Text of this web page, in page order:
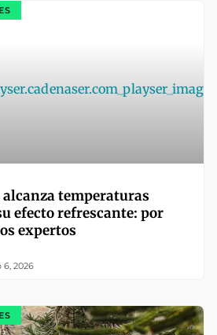
temperaturas
efecto refrescante: por
expertos
6, 2026